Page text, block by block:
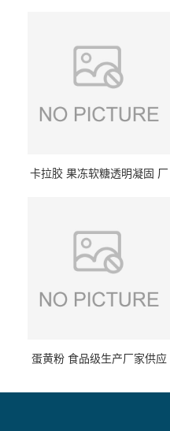
卡拉胶 果冻软糖透明凝固 厂
蛋黄粉 食品级生产厂家供应